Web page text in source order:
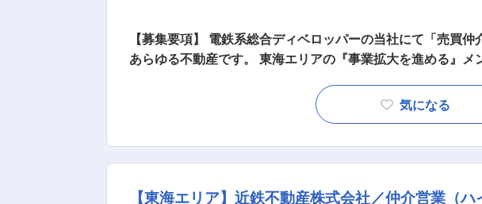
■不動産売買仲介での営業経験（5年程度）
※これまで一定の実績を残しておられ、ご
【歓迎条件】
【募集要項】 電鉄系総合ディベロッパーの当社にて「売買
あらゆる不動産です。 東海エリアの『事業拡大を進める』メンバー
では「問い合わせ対応」「利用のしやすさ」「担当者の提
ンション、土地、ビルなどあらゆる不動産を「売りたい」
気になる
【東海エリア】近鉄不動産株式会社／仲介営業（ハ